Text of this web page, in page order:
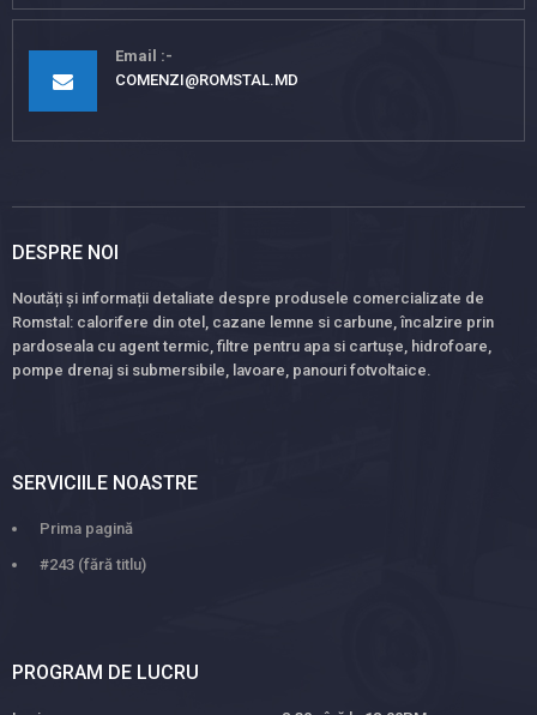
Email
COMENZI@ROMSTAL.MD
DESPRE NOI
Noutăți și informații detaliate despre produsele comercializate de
Romstal: calorifere din otel, cazane lemne si carbune, încalzire prin
pardoseala cu agent termic, filtre pentru apa si cartușe, hidrofoare,
pompe drenaj si submersibile, lavoare, panouri fotvoltaice.
SERVICIILE NOASTRE
Prima pagină
#243 (fără titlu)
PROGRAM DE LUCRU